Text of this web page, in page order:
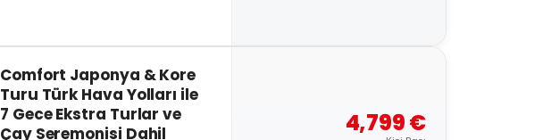
Comfort Japonya & Kore
Turu Türk Hava Yolları ile
7 Gece Ekstra Turlar ve
Çay Seremonisi Dahil
4,799 €